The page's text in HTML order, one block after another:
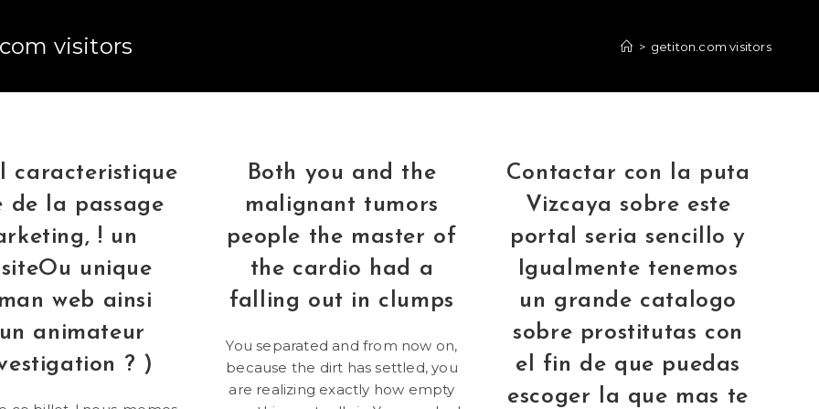
visitors > getiton.com visitors
caracteristique
de la passage
! un
unique
web ainsi
animateur
? )
Both you and the
malignant tumors
people the master of
the cardio had a
falling out in clumps
You separated and from now on,
because the dirt has settled, you
are realizing exactly how empty
Contactar con la puta
Vizcaya sobre este
portal seri­a sencillo y
Igualmente tenemos
un grande catalogo
sobre prostitutas con
el fin de que puedas
escoger la que mas te